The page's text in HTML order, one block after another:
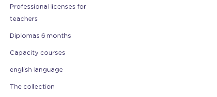
Professional licenses for
teachers
Diplomas 6 months
Capacity courses
english language
The collection